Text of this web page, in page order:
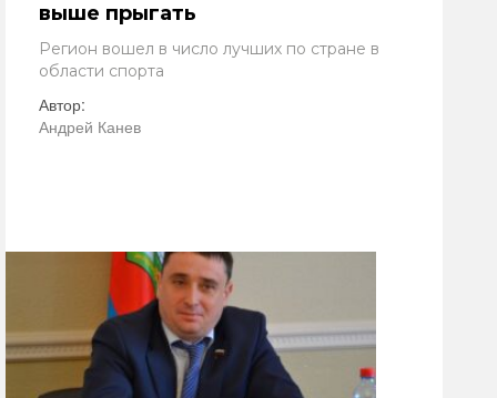
выше прыгать
Регион вошел в число лучших по стране в
области спорта
Автор:
Андрей Канев